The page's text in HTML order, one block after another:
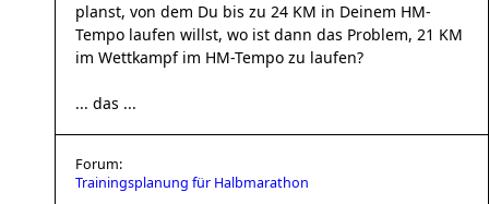
planst, von dem Du bis zu 24 KM in Deinem HM-
Tempo laufen willst, wo ist dann das Problem, 21 KM
im Wettkampf im HM-Tempo zu laufen?
... das ...
Forum:
Trainingsplanung für Halbmarathon